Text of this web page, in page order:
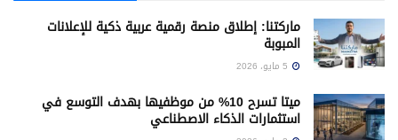
ماركتنا: إطلاق منصة رقمية عربية ذكية للإعلانات
المبوبة
ميتا تسرح 10% من موظفيها بهدف التوسع في
استثمارات الذكاء الاصطناعي